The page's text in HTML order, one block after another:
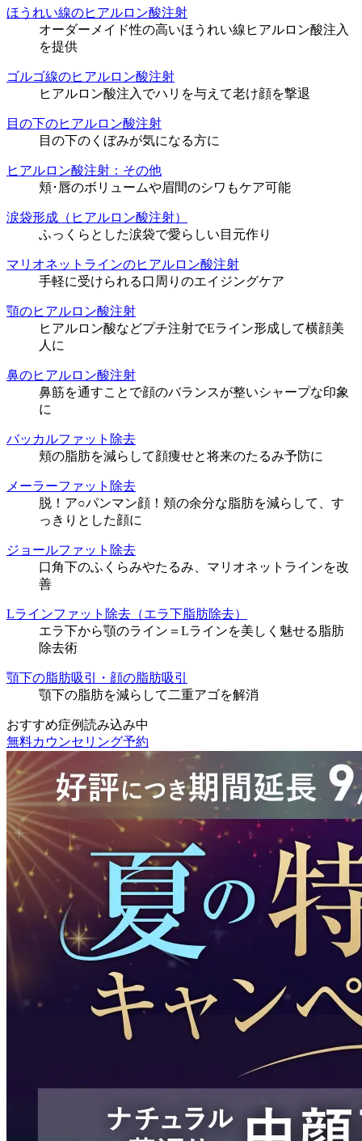
ほうれい線のヒアルロン酸注射
オーダーメイド性の高いほうれい線ヒアルロン酸注入
を提供
ゴルゴ線のヒアルロン酸注射
ヒアルロン酸注入でハリを与えて老け顔を撃退
目の下のヒアルロン酸注射
目の下のくぼみが気になる方に
ヒアルロン酸注射：その他
頬･唇のボリュームや眉間のシワもケア可能
涙袋形成（ヒアルロン酸注射）
ふっくらとした涙袋で愛らしい目元作り
マリオネットラインのヒアルロン酸注射
手軽に受けられる口周りのエイジングケア
顎のヒアルロン酸注射
ヒアルロン酸などプチ注射でEライン形成して横顔美
人に
鼻のヒアルロン酸注射
鼻筋を通すことで顔のバランスが整いシャープな印象
に
バッカルファット除去
頬の脂肪を減らして顔痩せと将来のたるみ予防に
メーラーファット除去
脱！ア○パンマン顔！頬の余分な脂肪を減らして、す
っきりとした顔に
ジョールファット除去
口角下のふくらみやたるみ、マリオネットラインを改
善
Lラインファット除去（エラ下脂肪除去）
エラ下から顎のライン＝Lラインを美しく魅せる脂肪
除去術
顎下の脂肪吸引・顔の脂肪吸引
顎下の脂肪を減らして二重アゴを解消
おすすめ症例読み込み中
無料カウンセリング予約